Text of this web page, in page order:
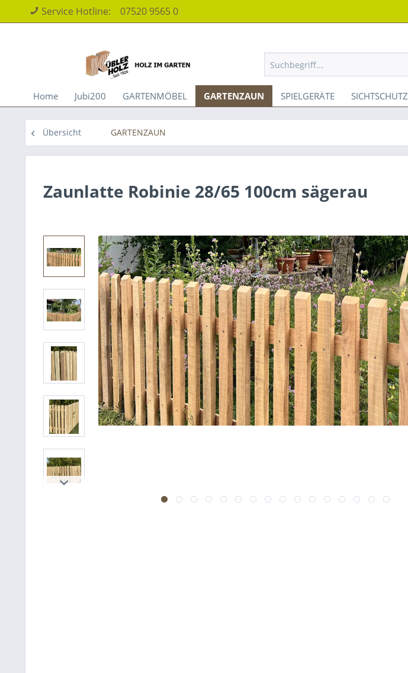
Service Hotline: 07520 9565 0
Home Jubi200 GARTENMÖBEL GARTENZAUN SPIELGERÄTE SICHTSCHUTZ
Übersicht GARTENZAUN
Zaunlatte Robinie 28/65 100cm sägerau